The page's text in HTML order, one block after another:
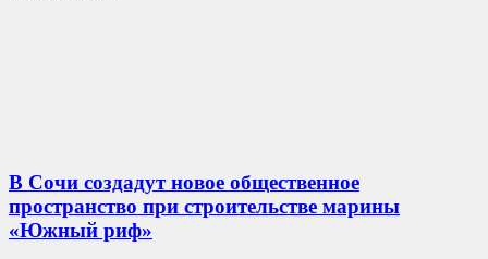
В Сочи создадут новое общественное
пространство при строительстве марины
«Южный риф»